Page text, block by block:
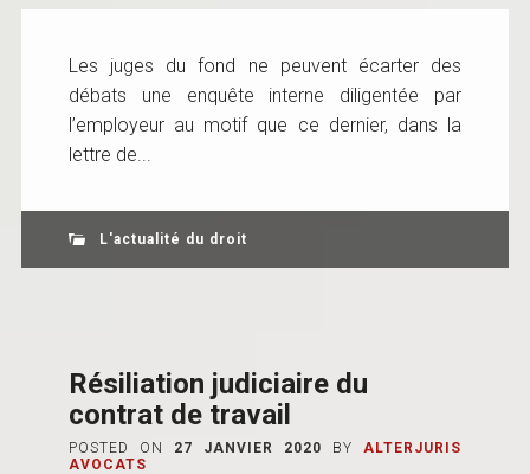
Les juges du fond ne peuvent écarter des
débats une enquête interne diligentée par
l’employeur au motif que ce dernier, dans la
lettre de...
L'actualité du droit
Résiliation judiciaire du
contrat de travail
POSTED ON 27 JANVIER 2020 BY
ALTERJURIS
AVOCATS